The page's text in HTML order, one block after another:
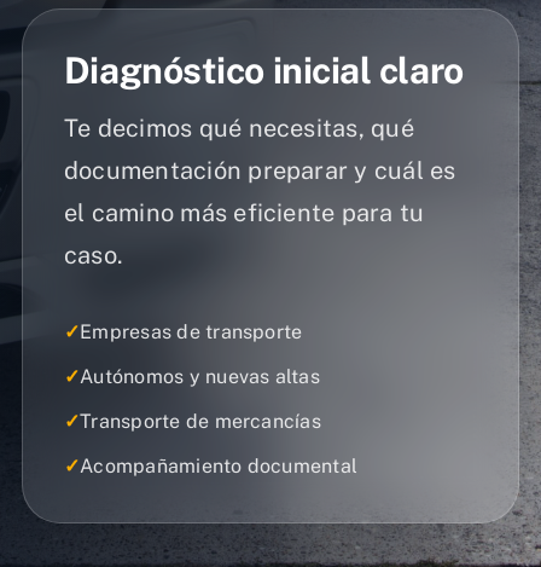
Diagnóstico inicial claro
Te decimos qué necesitas, qué
documentación preparar y cuál es
el camino más eficiente para tu
caso.
✓Empresas de transporte
✓Autónomos y nuevas altas
✓Transporte de mercancías
✓Acompañamiento documental